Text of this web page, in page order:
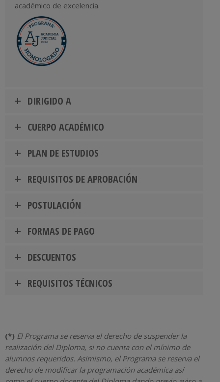
académico de excelencia.
DIRIGIDO A
CUERPO ACADÉMICO
PLAN DE ESTUDIOS
REQUISITOS DE APROBACIÓN
POSTULACIÓN
FORMAS DE PAGO
DESCUENTOS
REQUISITOS TÉCNICOS
(*) El Programa se reserva el derecho de suspender la
realización del Diploma, si no cuenta con el mínimo de
alumnos requeridos. Asimismo, el Programa se reserva el
derecho de modificar la programación académica así